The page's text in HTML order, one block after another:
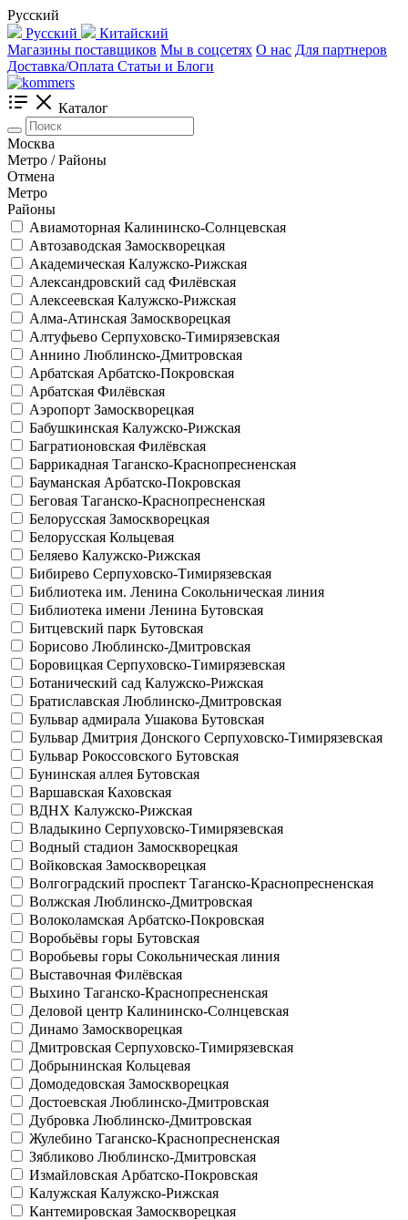
Русский
Русский
Китайский
Магазины поставщиков Мы в соцсетях О нас Для партнеров
Доставка/Оплата Статьи и Блоги
Каталог
Москва
Метро / Районы
Отмена
Метро
Районы
Авиамоторная Калининско-Солнцевская
Автозаводская Замоскворецкая
Академическая Калужско-Рижская
Александровский сад Филёвская
Алексеевская Калужско-Рижская
Алма-Атинская Замоскворецкая
Алтуфьево Серпуховско-Тимирязевская
Аннино Люблинско-Дмитровская
Арбатская Арбатско-Покровская
Арбатская Филёвская
Аэропорт Замоскворецкая
Бабушкинская Калужско-Рижская
Багратионовская Филёвская
Баррикадная Таганско-Краснопресненская
Бауманская Арбатско-Покровская
Беговая Таганско-Краснопресненская
Белорусская Замоскворецкая
Белорусская Кольцевая
Беляево Калужско-Рижская
Бибирево Серпуховско-Тимирязевская
Библиотека им. Ленина Сокольническая линия
Библиотека имени Ленина Бутовская
Битцевский парк Бутовская
Борисово Люблинско-Дмитровская
Боровицкая Серпуховско-Тимирязевская
Ботанический сад Калужско-Рижская
Братиславская Люблинско-Дмитровская
Бульвар адмирала Ушакова Бутовская
Бульвар Дмитрия Донского Серпуховско-Тимирязевская
Бульвар Рокоссовского Бутовская
Бунинская аллея Бутовская
Варшавская Каховская
ВДНХ Калужско-Рижская
Владыкино Серпуховско-Тимирязевская
Водный стадион Замоскворецкая
Войковская Замоскворецкая
Волгоградский проспект Таганско-Краснопресненская
Волжская Люблинско-Дмитровская
Волоколамская Арбатско-Покровская
Воробьёвы горы Бутовская
Воробьевы горы Сокольническая линия
Выставочная Филёвская
Выхино Таганско-Краснопресненская
Деловой центр Калининско-Солнцевская
Динамо Замоскворецкая
Дмитровская Серпуховско-Тимирязевская
Добрынинская Кольцевая
Домодедовская Замоскворецкая
Достоевская Люблинско-Дмитровская
Дубровка Люблинско-Дмитровская
Жулебино Таганско-Краснопресненская
Зябликово Люблинско-Дмитровская
Измайловская Арбатско-Покровская
Калужская Калужско-Рижская
Кантемировская Замоскворецкая